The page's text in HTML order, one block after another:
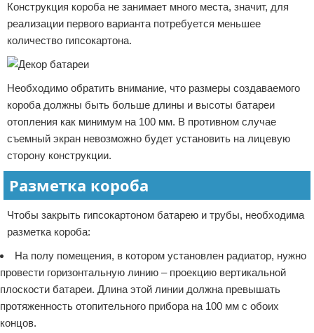
Конструкция короба не занимает много места, значит, для
реализации первого варианта потребуется меньшее
количество гипсокартона.
Необходимо обратить внимание, что размеры создаваемого
короба должны быть больше длины и высоты батареи
отопления как минимум на 100 мм. В противном случае
съемный экран невозможно будет установить на лицевую
сторону конструкции.
Разметка короба
Чтобы закрыть гипсокартоном батарею и трубы, необходима
разметка короба:
На полу помещения, в котором установлен радиатор, нужно
провести горизонтальную линию – проекцию вертикальной
плоскости батареи. Длина этой линии должна превышать
протяженность отопительного прибора на 100 мм с обоих
концов.